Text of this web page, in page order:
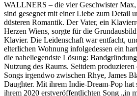
WALLNERS – die vier Geschwister
sind gesegnet mit einer Liebe zum Detail
düsteren Romantik. Der Vater, ein
Herzen Wiens, sorgte für die
Klavier. Die Leidenschaft war entfacht,
elterlichen Wohnung infolgedessen ein
die naheliegendste Lösung:
Nutzung des Raums. Seitdem
Songs irgendwo zwischen Rhye, James
Daughter. Mit ihrem Indie-Dream-Pop hat
ihrem 2020 erstveröffentlichten Song „in